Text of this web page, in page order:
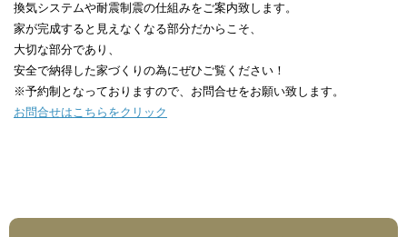
換気システムや耐震制震の仕組みをご案内致します。
家が完成すると見えなくなる部分だからこそ、
大切な部分であり、
安全で納得した家づくりの為にぜひご覧ください！
※予約制となっておりますので、お問合せをお願い致します。
お問合せはこちらをクリック